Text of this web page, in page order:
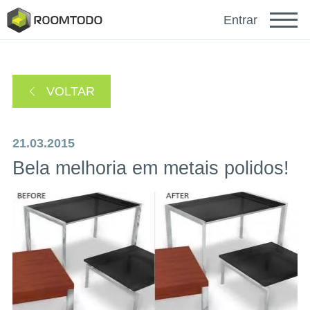
Faça login para obter ajuda
ou
Um link de recuperação de senha foi enviado para
seu e-mail.
Entrar
VOLTAR
21.03.2015
Bela melhoria em metais polidos!